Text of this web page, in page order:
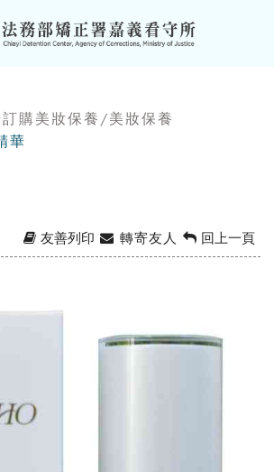
購美妝保養/美妝保養
華
友善列印 轉寄友人 回上一頁